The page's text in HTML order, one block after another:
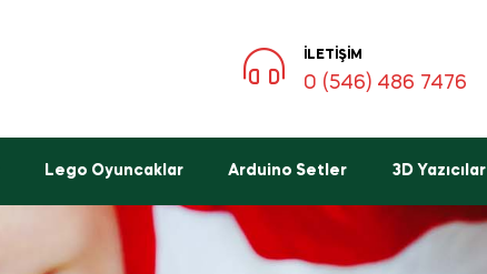
İLETIŞIM
0 (546) 486 7476
Lego Oyuncaklar Arduino Setler 3D Yazıcılar